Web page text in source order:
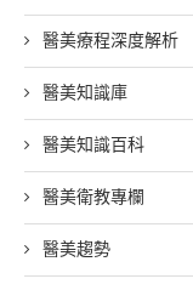
醫美療程深度解析
醫美知識庫
醫美知識百科
醫美衛教專欄
醫美趨勢